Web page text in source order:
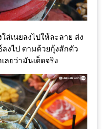
ส่เนยลงไปให้ละลาย ส่ง
งไป ตามด้วยกุ้งสักตัว
ลยว่ามันเด็ดจริง